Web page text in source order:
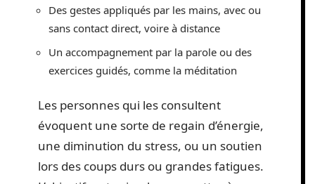
Des gestes appliqués par les mains, avec ou
sans contact direct, voire à distance
Un accompagnement par la parole ou des
exercices guidés, comme la méditation
Les personnes qui les consultent
évoquent une sorte de regain d’énergie,
une diminution du stress, ou un soutien
lors des coups durs ou grandes fatigues.